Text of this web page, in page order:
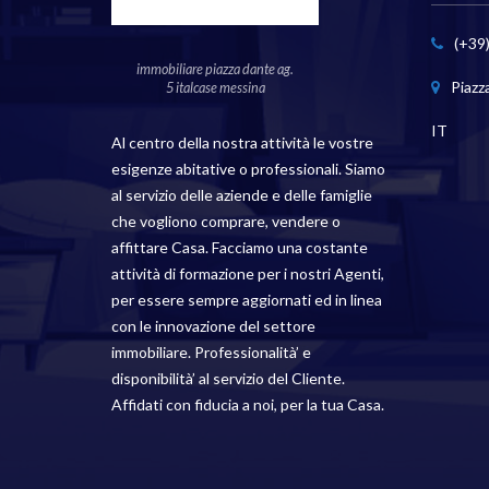
immobiliare piazza dante ag.
5 italcase messina
Al centro della nostra attività le vostre
esigenze abitative o professionali. Siamo
al servizio delle aziende e delle famiglie
che vogliono comprare, vendere o
affittare Casa. Facciamo una costante
attività di formazione per i nostri Agenti,
per essere sempre aggiornati ed in linea
con le innovazione del settore
immobiliare. Professionalità’ e
disponibilità’ al servizio del Cliente.
Affidati con fiducia a noi, per la tua Casa.
IT
FONDO FUCILE 4 VANI PIÙ
SERVIZI #VO17962